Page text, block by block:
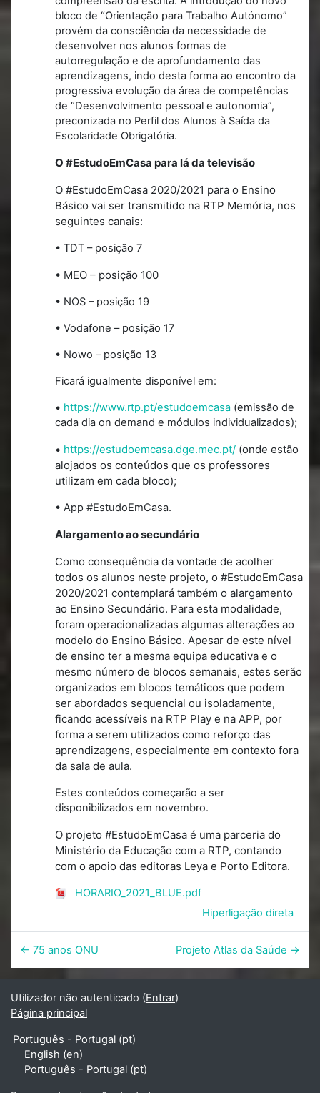
bloco de “Orientação para Trabalho Autónomo”
provém da consciência da necessidade de
desenvolver nos alunos formas de
autorregulação e de aprofundamento das
aprendizagens, indo desta forma ao encontro da
progressiva evolução da área de competências
de “Desenvolvimento pessoal e autonomia”,
preconizada no Perfil dos Alunos à Saída da
Escolaridade Obrigatória.
O #EstudoEmCasa para lá da televisão
O #EstudoEmCasa 2020/2021 para o Ensino
Básico vai ser transmitido na RTP Memória, nos
seguintes canais:
• TDT – posição 7
• MEO – posição 100
• NOS – posição 19
• Vodafone – posição 17
• Nowo – posição 13
Ficará igualmente disponível em:
• https://www.rtp.pt/estudoemcasa (emissão de
cada dia on demand e módulos individualizados);
• https://estudoemcasa.dge.mec.pt/ (onde estão
alojados os conteúdos que os professores
utilizam em cada bloco);
• App #EstudoEmCasa.
Alargamento ao secundário
Como consequência da vontade de acolher
todos os alunos neste projeto, o #EstudoEmCasa
2020/2021 contemplará também o alargamento
ao Ensino Secundário. Para esta modalidade,
foram operacionalizadas algumas alterações ao
modelo do Ensino Básico. Apesar de este nível
de ensino ter a mesma equipa educativa e o
mesmo número de blocos semanais, estes serão
organizados em blocos temáticos que podem
ser abordados sequencial ou isoladamente,
ficando acessíveis na RTP Play e na APP, por
forma a serem utilizados como reforço das
aprendizagens, especialmente em contexto fora
da sala de aula.
Estes conteúdos começarão a ser
disponibilizados em novembro.
O projeto #EstudoEmCasa é uma parceria do
Ministério da Educação com a RTP, contando
com o apoio das editoras Leya e Porto Editora.
HORARIO_2021_BLUE.pdf
Hiperligação direta
← 75 anos ONU Projeto Atlas da Saúde →
Utilizador não autenticado (Entrar)
Página principal
Português - Portugal ‎(pt)‎
English ‎(en)‎
Português - Portugal ‎(pt)‎